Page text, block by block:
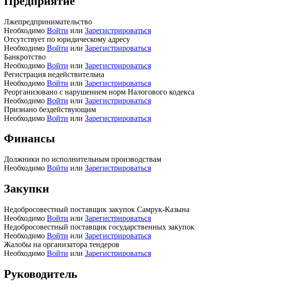
Лжепредпринимательство
Необходимо Войти или Зарегистрироваться
Отсутствует по юридическому адресу
Необходимо Войти или Зарегистрироваться
Банкротство
Необходимо Войти или Зарегистрироваться
Регистрация недействительна
Необходимо Войти или Зарегистрироваться
Реорганизовано с нарушением норм Налогового кодекса
Необходимо Войти или Зарегистрироваться
Признано бездействующим
Необходимо Войти или Зарегистрироваться
Финансы
Должники по исполнительным производствам
Необходимо Войти или Зарегистрироваться
Закупки
Недобросовестный поставщик закупок Самрук-Казына
Необходимо Войти или Зарегистрироваться
Недобросовестный поставщик государственных закупок
Необходимо Войти или Зарегистрироваться
Жалобы на организатора тендеров
Необходимо Войти или Зарегистрироваться
Руководитель